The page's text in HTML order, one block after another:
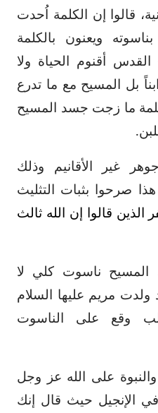
قالوا إن الكلمة اُحدت
ويعنون بالكلمة
أقنوم الحياة ولا
بل المسيح مع ما تدرع
ما زجت جسد المسيح
غير الأقانيم وذلك
صرحوا بثبات التثليث
الذين قالوا إن الله ثالث
المسيح ناسوت كلي لا
مريم عليها السلام
وقع على الناسوت
على الله عز وجل
الإنجيل حيث قال إنك